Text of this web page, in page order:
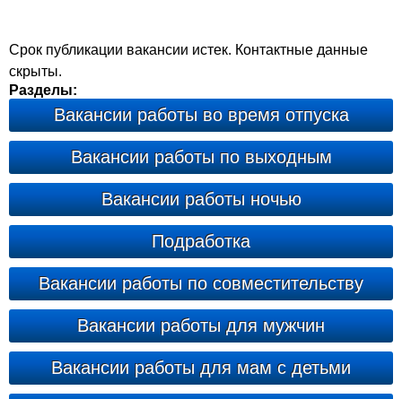
Срок публикации вакансии истек. Контактные данные
скрыты.
Разделы:
Вакансии работы во время отпуска
Вакансии работы по выходным
Вакансии работы ночью
Подработка
Вакансии работы по совместительству
Вакансии работы для мужчин
Вакансии работы для мам с детьми